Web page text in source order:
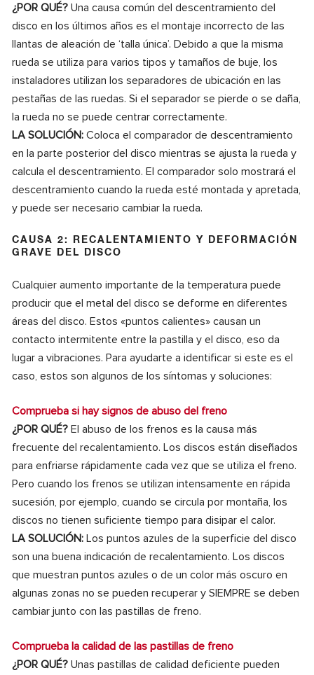
¿POR QUÉ? Una causa común del descentramiento del
disco en los últimos años es el montaje incorrecto de las
llantas de aleación de ‘talla única’. Debido a que la misma
rueda se utiliza para varios tipos y tamaños de buje, los
instaladores utilizan los separadores de ubicación en las
pestañas de las ruedas. Si el separador se pierde o se daña,
la rueda no se puede centrar correctamente.
LA SOLUCIÓN: Coloca el comparador de descentramiento
en la parte posterior del disco mientras se ajusta la rueda y
calcula el descentramiento. El comparador solo mostrará el
descentramiento cuando la rueda esté montada y apretada,
y puede ser necesario cambiar la rueda.
CAUSA 2: RECALENTAMIENTO Y DEFORMACIÓN
GRAVE DEL DISCO
Cualquier aumento importante de la temperatura puede
producir que el metal del disco se deforme en diferentes
áreas del disco. Estos «puntos calientes» causan un
contacto intermitente entre la pastilla y el disco, eso da
lugar a vibraciones. Para ayudarte a identificar si este es el
caso, estos son algunos de los síntomas y soluciones:
Comprueba si hay signos de abuso del freno
¿POR QUÉ? El abuso de los frenos es la causa más
frecuente del recalentamiento. Los discos están diseñados
para enfriarse rápidamente cada vez que se utiliza el freno.
Pero cuando los frenos se utilizan intensamente en rápida
sucesión, por ejemplo, cuando se circula por montaña, los
discos no tienen suficiente tiempo para disipar el calor.
LA SOLUCIÓN: Los puntos azules de la superficie del disco
son una buena indicación de recalentamiento. Los discos
que muestran puntos azules o de un color más oscuro en
algunas zonas no se pueden recuperar y SIEMPRE se deben
cambiar junto con las pastillas de freno.
Comprueba la calidad de las pastillas de freno
¿POR QUÉ? Unas pastillas de calidad deficiente pueden